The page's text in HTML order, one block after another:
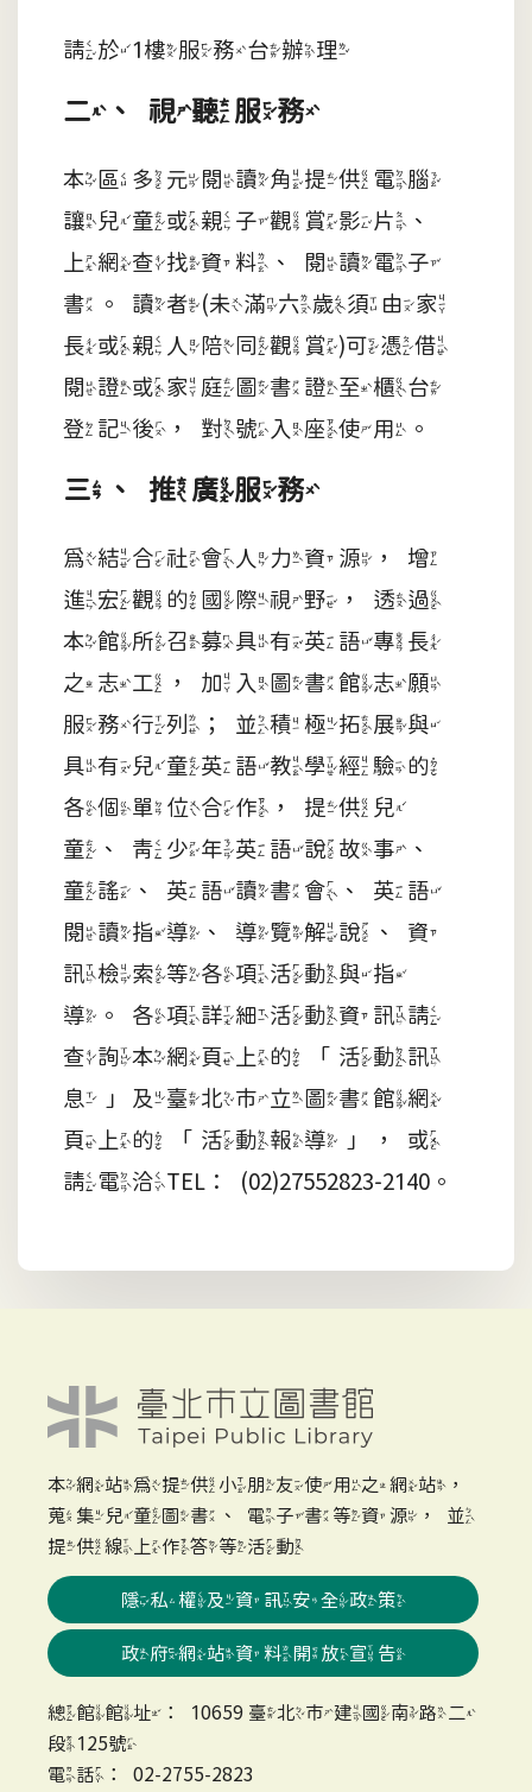
請於1樓服務台辦理
二、視聽服務
本區多元閱讀角提供電腦
讓兒童或親子觀賞影片、
上網查找資料、閱讀電子
書。讀者(未滿六歲須由家
長或親人陪同觀賞)可憑借
閱證或家庭圖書證至櫃台
登記後，對號入座使用。
三、推廣服務
為結合社會人力資源，增
進宏觀的國際視野，透過
本館所召募具有英語專長
之志工，加入圖書館志願
服務行列；並積極拓展與
具有兒童英語教學經驗的
各個單位合作，提供兒
童、青少年英語說故事、
童謠、英語讀書會、英語
閱讀指導、導覽解說、資
訊檢索等各項活動與指
導。各項詳細活動資訊請
查詢本網頁上的「活動訊
息」及臺北市立圖書館網
頁上的「活動報導」，或
請電洽TEL：(02)27552823-2140。
本網站為提供小朋友使用之網站，
蒐集兒童圖書、電子書等資源，並
提供線上作答等活動
隱私權及資訊安全政策
政府網站資料開放宣告
總館館址：10659 臺北市建國南路二
段125號
電話：02-2755-2823